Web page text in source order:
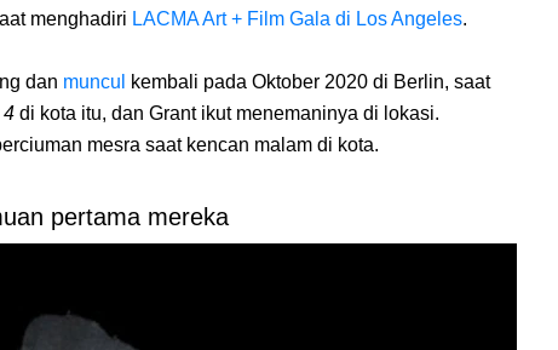
menghadiri LACMA Art + Film Gala di Los Angeles.
dan muncul
kembali pada Oktober 2020 di Berlin, saat
4 di kota itu, dan Grant ikut menemaninya di lokasi.
mesra saat kencan malam di kota.
pertama mereka